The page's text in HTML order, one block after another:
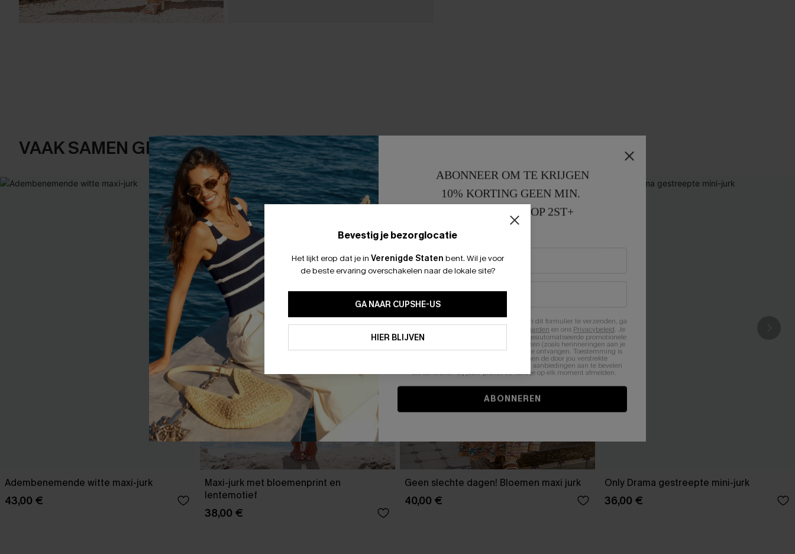
VAAK SAMEN GEKOCHT
Adembenemende witte maxi-jurk
43,00 €
Maxi-jurk met bloemenprint en
lentemotief
38,00 €
Geen slechte dagen! Bloemen maxi jurk
40,00 €
Only Drama gestreepte mini-jurk
36,00 €
Bevestig je bezorglocatie
Het lijkt erop dat je in Verenigde Staten bent. Wil je voor
de beste ervaring overschakelen naar de lokale site?
GA NAAR CUPSHE-US
HIER BLIJVEN
ABONNEER OM TE KRIJGEN
10% KORTING GEEN MIN.
15% KORTING OP 2ST+
Door je contactgegevens in te vullen en dit formulier te verzenden, ga
Algemene Voorwaarden en ons Privacybeleid. Je
stemt er tevens mee in om herhaalde geautomatiseerde promotionele
en gepersonaliseerde marketingberichten (zoals herinneringen aan je
winkelwagen) en e-mails van Cupshe te ontvangen. Toestemming is
niet vereist voor een aankoop. We kunnen de door jou verstrekte
informatie gebruiken om producten en aanbiedingen aan te bevelen
die aansluiten bij jouw profiel. Je kunt je op elk moment afmelden.
ABONNEREN